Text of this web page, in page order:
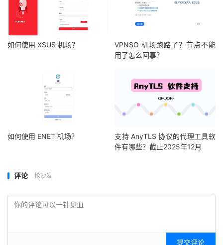
如何使用 XSUS 机场？
VPNSO 机场跑路了？节点不能
用了怎么回事？
如何使用 ENET 机场？
支持 AnyTLS 协议的代理工具软
件有哪些？截止2025年12月
评论 抢沙发
提交评论